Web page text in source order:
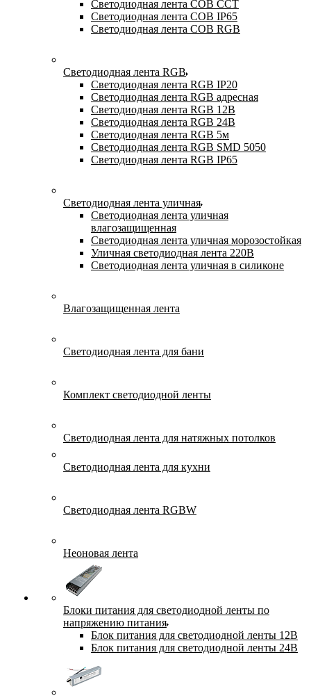
Светодиодная лента COB CCT
Светодиодная лента COB IP65
Светодиодная лента COB RGB
Светодиодная лента RGB
Светодиодная лента RGB IP20
Светодиодная лента RGB адресная
Светодиодная лента RGB 12В
Светодиодная лента RGB 24В
Светодиодная лента RGB 5м
Светодиодная лента RGB SMD 5050
Светодиодная лента RGB IP65
Светодиодная лента уличная
Светодиодная лента уличная
влагозащищенная
Светодиодная лента уличная морозостойкая
Уличная светодиодная лента 220В
Светодиодная лента уличная в силиконе
Влагозащищенная лента
Светодиодная лента для бани
Комплект светодиодной ленты
Светодиодная лента для натяжных потолков
Светодиодная лента для кухни
Светодиодная лента RGBW
Неоновая лента
Блоки питания для светодиодной ленты по
напряжению питания
Блок питания для светодиодной ленты 12В
Блок питания для светодиодной ленты 24В